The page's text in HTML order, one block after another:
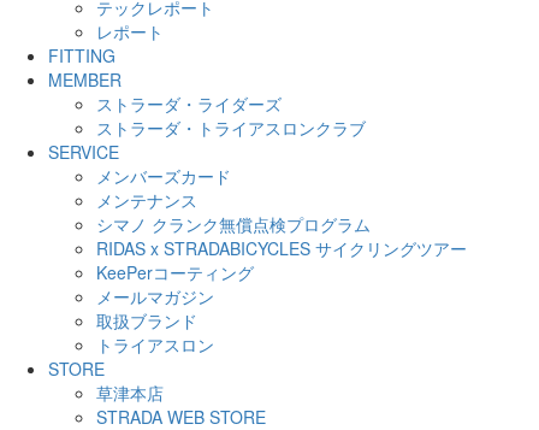
テックレポート
レポート
FITTING
MEMBER
ストラーダ・ライダーズ
ストラーダ・トライアスロンクラブ
SERVICE
メンバーズカード
メンテナンス
シマノ クランク無償点検プログラム
RIDAS x STRADABICYCLES サイクリングツアー
KeePerコーティング
メールマガジン
取扱ブランド
トライアスロン
STORE
草津本店
STRADA WEB STORE